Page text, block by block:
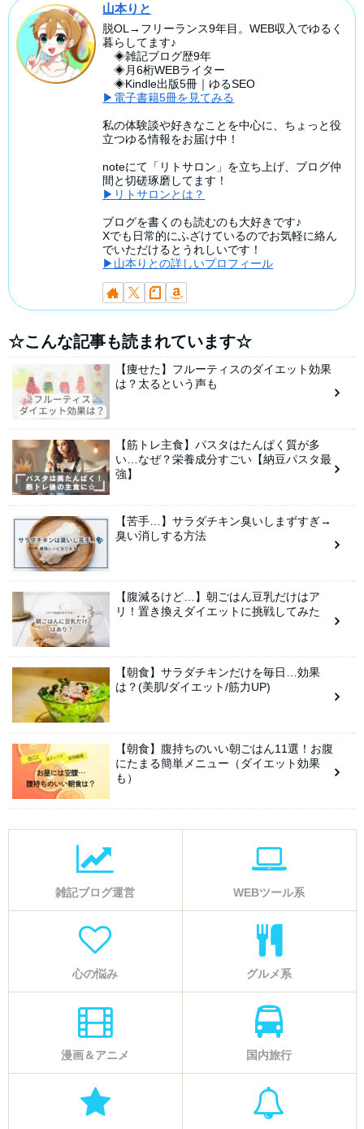
山本りと
脱OL→フリーランス9年目。WEB収入でゆるく
暮らしてます♪
◈雑記ブログ歴9年
◈月6桁WEBライター
◈Kindle出版5冊｜ゆるSEO
▶電子書籍5冊を見てみる
私の体験談や好きなことを中心に、ちょっと役
立つゆる情報をお届け中！
noteにて「リトサロン」を立ち上げ、ブログ仲
間と切磋琢磨してます！
▶リトサロンとは？
ブログを書くのも読むのも大好きです♪
Xでも日常的にふざけているのでお気軽に絡ん
でいただけるとうれしいです！
▶山本りとの詳しいプロフィール
☆こんな記事も読まれています☆
【痩せた】フルーティスのダイエット効果
は？太るという声も
【筋トレ主食】パスタはたんぱく質が多
い…なぜ？栄養成分すごい【納豆パスタ最
強】
【苦手…】サラダチキン臭いしまずすぎ→
臭い消しする方法
【腹減るけど…】朝ごはん豆乳だけはア
リ！置き換えダイエットに挑戦してみた
【朝食】サラダチキンだけを毎日…効果
は？(美肌/ダイエット/筋力UP)
【朝食】腹持ちのいい朝ごはん11選！お腹
にたまる簡単メニュー（ダイエット効果
も）
雑記ブログ運営 WEBツール系
心の悩み グルメ系
漫画＆アニメ 国内旅行